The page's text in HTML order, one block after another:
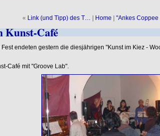
« Link (und Tipp) des T… Home "Ankes Coppee
Kunst-Café
endeten gestern die diesjährigen "Kunst im Kiez -
Café mit "Groove Lab".